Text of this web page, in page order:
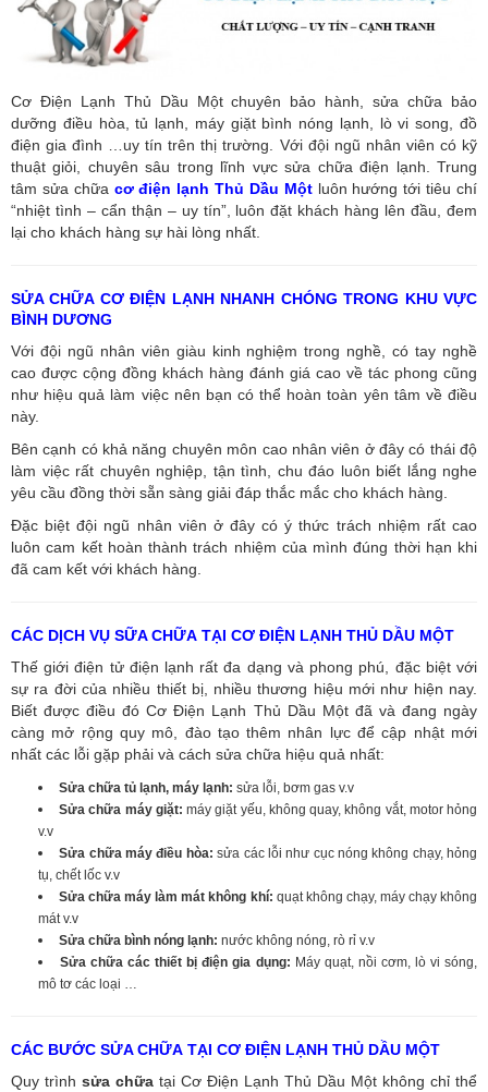
Cơ Điện Lạnh Thủ Dầu Một chuyên bảo hành, sửa chữa bảo
dưỡng điều hòa, tủ lạnh, máy giặt bình nóng lạnh, lò vi song, đồ
điện gia đình …uy tín trên thị trường. Với đội ngũ nhân viên có kỹ
thuật giỏi, chuyên sâu trong lĩnh vực sửa chữa điện lạnh. Trung
tâm sửa chữa cơ điện lạnh Thủ Dầu Mộtluôn hướng tới tiêu chí
“nhiệt tình – cẩn thận – uy tín”, luôn đặt khách hàng lên đầu, đem
lại cho khách hàng sự hài lòng nhất.
SỬA CHỮA CƠ ĐIỆN LẠNH NHANH CHÓNG TRONG KHU VỰC
BÌNH DƯƠNG
Với đội ngũ nhân viên giàu kinh nghiệm trong nghề, có tay nghề
cao được cộng đồng khách hàng đánh giá cao về tác phong cũng
như hiệu quả làm việc nên bạn có thể hoàn toàn yên tâm về điều
này.
Bên cạnh có khả năng chuyên môn cao nhân viên ở đây có thái độ
làm việc rất chuyên nghiệp, tận tình, chu đáo luôn biết lắng nghe
yêu cầu đồng thời sẵn sàng giải đáp thắc mắc cho khách hàng.
Đặc biệt đội ngũ nhân viên ở đây có ý thức trách nhiệm rất cao
luôn cam kết hoàn thành trách nhiệm của mình đúng thời hạn khi
đã cam kết với khách hàng.
CÁC DỊCH VỤ SỮA CHỮA TẠI CƠ ĐIỆN LẠNH THỦ DẦU MỘT
Thế giới điện tử điện lạnh rất đa dạng và phong phú, đặc biệt với
sự ra đời của nhiều thiết bị, nhiều thương hiệu mới như hiện nay.
Biết được điều đó Cơ Điện Lạnh Thủ Dầu Một đã và đang ngày
càng mở rộng quy mô, đào tạo thêm nhân lực để cập nhật mới
nhất các lỗi gặp phải và cách sửa chữa hiệu quả nhất:
Sửa chữa tủ lạnh, máy lạnh: sửa lỗi, bơm gas v.v
Sửa chữa máy giặt:máy giặt yếu, không quay, không vắt, motor hỏng
v.v
Sửa chữa máy điều hòa: sửa các lỗi như cục nóng không chạy, hỏng
tụ, chết lốc v.v
Sửa chữa máy làm mát không khí: quạt không chạy, máy chạy không
mát v.v
Sửa chữa bình nóng lạnh: nước không nóng, rò rỉ v.v
Sửa chữa các thiết bị điện gia dụng: Máy quạt, nồi cơm, lò vi sóng,
mô tơ các loại …
CÁC BƯỚC SỬA CHỮA TẠI CƠ ĐIỆN LẠNH THỦ DẦU MỘT
Quy trình sửa chữa tại Cơ Điện Lạnh Thủ Dầu Một không chỉ thể